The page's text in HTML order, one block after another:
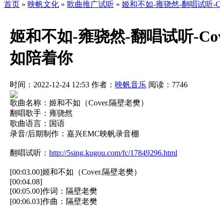
首页 » 映帆文化 » 歌曲推广试听 » 姬和不如-雍骁然-翻唱试听-
姬和不如-雍骁然-翻唱试听-
如陪着你
时间：2022-12-24 12:53 作者： 映帆音乐 阅读： 7746
歌曲名称：姬和不如（Cover.隔壁老樊）
翻唱歌手：雍骁然
歌曲语言：国语
录音/后期制作：嘉兴EMC映帆录音棚
翻唱试听： http://5sing.kugou.com/fc/17849296.html
[00:03.00]姬和不如（Cover.隔壁老樊）
[00:04.08]
[00:05.00]作词：隔壁老樊
[00:06.03]作曲：隔壁老樊